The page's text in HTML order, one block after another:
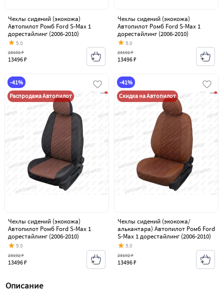
Чехлы сидений (экокожа)
Автопилот Ромб Ford S-Max 1
дорестайлинг (2006-2010)
5.0
13496 ₽
23192 ₽
Чехлы сидений (экокожа)
Автопилот Ромб Ford S-Max 1
дорестайлинг (2006-2010)
5.0
13496 ₽
23192 ₽
-41%
Распродажа Автопилот
Чехлы сидений (экокожа)
Автопилот Ромб Ford S-Max 1
дорестайлинг (2006-2010)
5.0
13496 ₽
23192 ₽
-41%
Скидка на Автопилот
Чехлы сидений (экокожа/
алькантара) Автопилот Ромб Ford
S-Max 1 дорестайлинг (2006-2010)
5.0
13496 ₽
23192 ₽
Описание